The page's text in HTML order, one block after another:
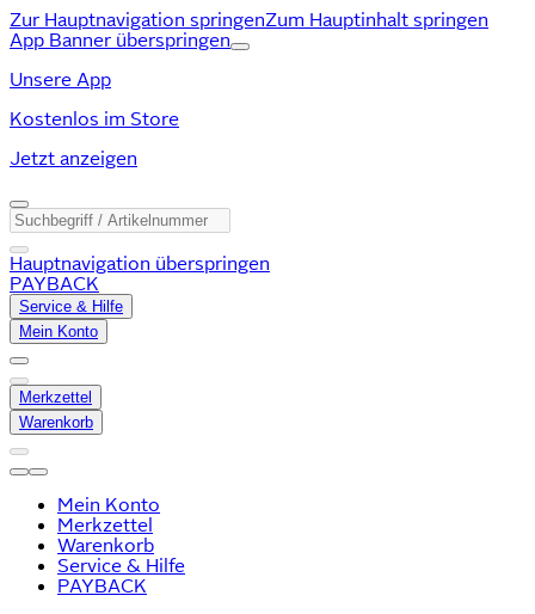
Zur Hauptnavigation springenZum Hauptinhalt springen
App Banner überspringen
Unsere App
Kostenlos im Store
Jetzt anzeigen
Hauptnavigation überspringen
PAYBACK
Service & Hilfe
Mein Konto
Merkzettel
Warenkorb
Mein Konto
Merkzettel
Warenkorb
Service & Hilfe
PAYBACK